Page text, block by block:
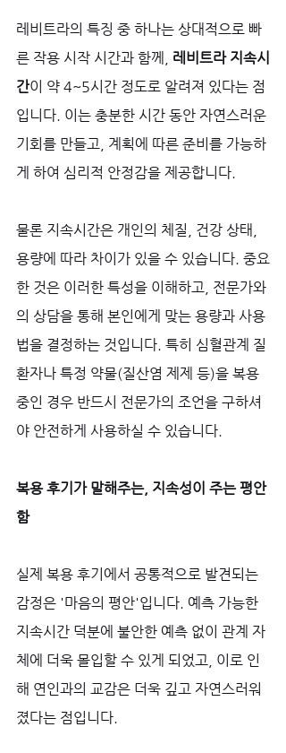
레비트라의 특징 중 하나는 상대적으로 빠
른 작용 시작 시간과 함께, 레비트라 지속시
간이 약 4~5시간 정도로 알려져 있다는 점
입니다. 이는 충분한 시간 동안 자연스러운
기회를 만들고, 계획에 따른 준비를 가능하
게 하여 심리적 안정감을 제공합니다.
물론 지속시간은 개인의 체질, 건강 상태,
용량에 따라 차이가 있을 수 있습니다. 중요
한 것은 이러한 특성을 이해하고, 전문가와
의 상담을 통해 본인에게 맞는 용량과 사용
법을 결정하는 것입니다. 특히 심혈관계 질
환자나 특정 약물(질산염 제제 등)을 복용
중인 경우 반드시 전문가의 조언을 구하셔
야 안전하게 사용하실 수 있습니다.
복용 후기가 말해주는, 지속성이 주는 평안
함
실제 복용 후기에서 공통적으로 발견되는
감정은 '마음의 평안'입니다. 예측 가능한
지속시간 덕분에 불안한 예측 없이 관계 자
체에 더욱 몰입할 수 있게 되었고, 이로 인
해 연인과의 교감은 더욱 깊고 자연스러워
졌다는 점입니다.